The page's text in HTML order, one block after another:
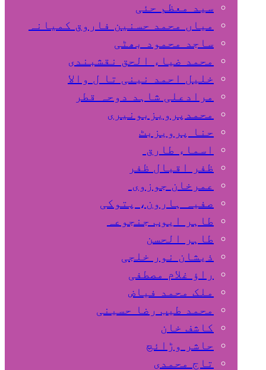
سید معظم حئی
میاں محمد حسنین فاروق کمیانہ
ساجد محمود بھٹی
محمد ضیاء الحق نقشبندی
خلیل احمد نینی تا ل والا
مرادعلی شاہد دوحہ قطر
محمدپرویزبونیری
حنا پرویزبٹ
اسماء طارق
ظفر اقبال ظفر
عمرخان جوزوی
صفیہ ہارون، پتوکی
طاہر ایوب جنجوعہ
طاہر الحسن
ذیشان نور خلجی
راﺅ غلام مصطفی
ملک محمد فیاض
محمد طیب رضا حسینی
کاشف خان
حاشر وڑائچ
تاج محمدی